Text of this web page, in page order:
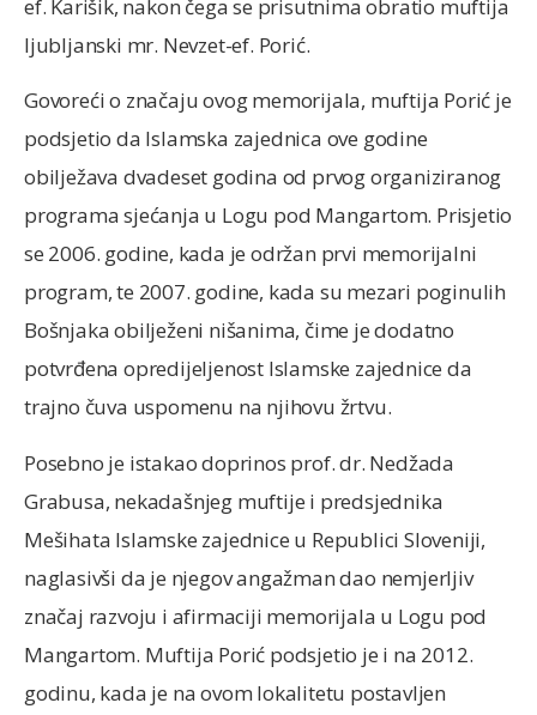
ef. Karišik, nakon čega se prisutnima obratio muftija
ljubljanski mr. Nevzet-ef. Porić.
Govoreći o značaju ovog memorijala, muftija Porić je
podsjetio da Islamska zajednica ove godine
obilježava dvadeset godina od prvog organiziranog
programa sjećanja u Logu pod Mangartom. Prisjetio
se 2006. godine, kada je održan prvi memorijalni
program, te 2007. godine, kada su mezari poginulih
Bošnjaka obilježeni nišanima, čime je dodatno
potvrđena opredijeljenost Islamske zajednice da
trajno čuva uspomenu na njihovu žrtvu.
Posebno je istakao doprinos prof. dr. Nedžada
Grabusa, nekadašnjeg muftije i predsjednika
Mešihata Islamske zajednice u Republici Sloveniji,
naglasivši da je njegov angažman dao nemjerljiv
značaj razvoju i afirmaciji memorijala u Logu pod
Mangartom. Muftija Porić podsjetio je i na 2012.
godinu, kada je na ovom lokalitetu postavljen